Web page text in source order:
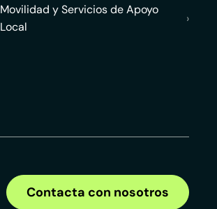
Movilidad y Servicios de Apoyo
Local
›
Contacta con nosotros